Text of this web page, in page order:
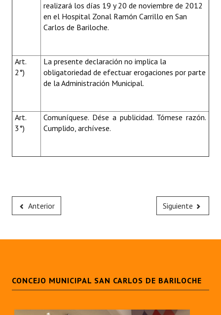
realizará los días 19 y 20 de noviembre de 2012
en el Hospital Zonal Ramón Carrillo en San
Carlos de Bariloche.
Art.
2°)
La presente declaración no implica la
obligatoriedad de efectuar erogaciones por parte
de la Administración Municipal.
Art.
3°)
Comuníquese. Dése a publicidad. Tómese razón.
Cumplido, archívese.
Anterior Siguiente
CONCEJO MUNICIPAL SAN CARLOS DE BARILOCHE